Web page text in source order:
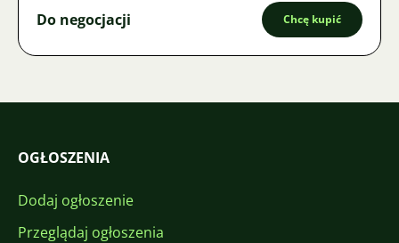
Do negocjacji Chcę kupić
OGŁOSZENIA
Dodaj ogłoszenie
Przeglądaj ogłoszenia